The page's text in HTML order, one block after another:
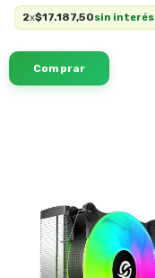
2x$17.187,50sin interés